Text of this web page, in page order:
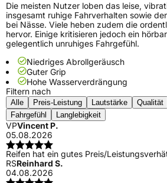
Die meisten Nutzer loben das leise,
insgesamt ruhige Fahrverhalten sowie
bei Nässe. Viele heben zudem die
hervor. Einige kritisieren jedoch ein
gelegentlich unruhiges Fahrgefühl.
Niedriges Abrollgeräusch
Guter Grip
Hohe Wasserverdrängung
Filtern nach
Alle Preis-Leistung Lautstärke Qualität
Fahrgefühl
Langlebigkeit
VPVincent P.
05.08.2026
Reifen hat ein gutes Preis/
RSReinhard S.
04.08.2026